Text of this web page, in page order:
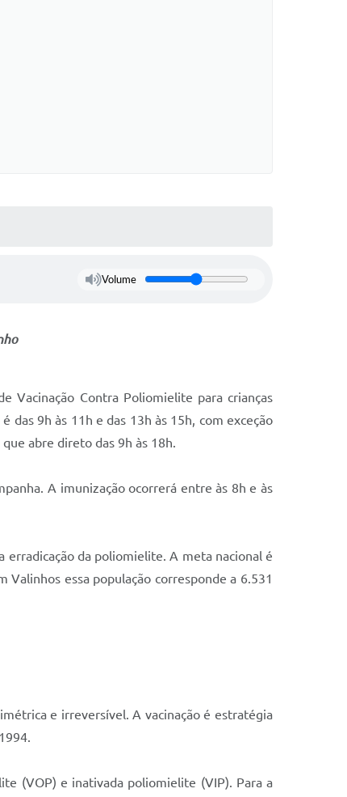
Volume
Vacinação Contra Poliomielite para crianças
das 9h às 11h e das 13h às 15h, com exceção
abre direto das 9h às 18h.
A imunização ocorrerá entre às 8h e às
da poliomielite. A meta nacional é
essa população corresponde a 6.531
e irreversível. A vacinação é estratégia
(VOP) e inativada poliomielite (VIP). Para a